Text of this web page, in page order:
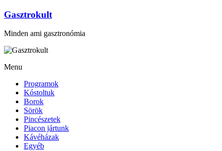
Gasztrokult
Minden ami gasztronómia
Menu
Programok
Kóstoltuk
Borok
Sörök
Pincészetek
Piacon jártunk
Kávéházak
Egyéb